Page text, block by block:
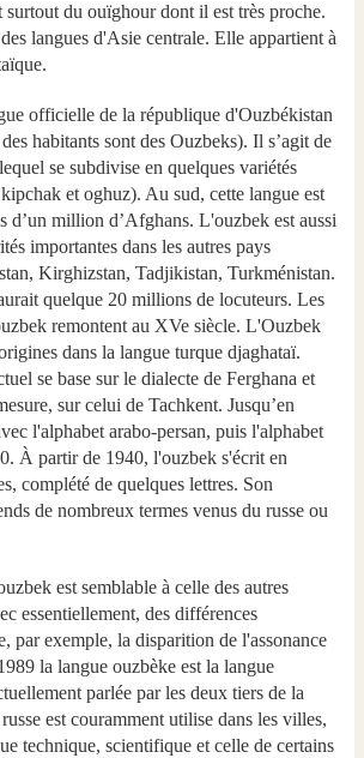
du ouïghour dont il est très proche.
langues d'Asie centrale. Elle appartient à
officielle de la république d'Ouzbékistan
habitants sont des Ouzbeks). Il s’agit de
se subdivise en quelques variétés
et oghuz). Au sud, cette langue est
d’un million d’Afghans. L'ouzbek est aussi
importantes dans les autres pays
Kirghizstan, Tadjikistan, Turkménistan.
quelque 20 millions de locuteurs. Les
remontent au XVe siècle. L'Ouzbek
dans la langue turque djaghataï.
se base sur le dialecte de Ferghana et
sur celui de Tachkent. Jusqu’en
l'alphabet arabo-persan, puis l'alphabet
À partir de 1940, l'ouzbek s'écrit en
complété de quelques lettres. Son
de nombreux termes venus du russe ou
est semblable à celle des autres
essentiellement, des différences
par exemple, la disparition de l'assonance
la langue ouzbèke est la langue
parlée par les deux tiers de la
est couramment utilise dans les villes,
technique, scientifique et celle de certains